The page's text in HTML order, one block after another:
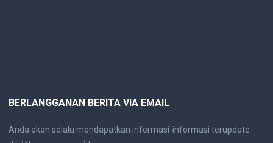
BERLANGGANAN BERITA VIA EMAIL
Anda akan selalu mendapatkan informasi-informasi terupdate